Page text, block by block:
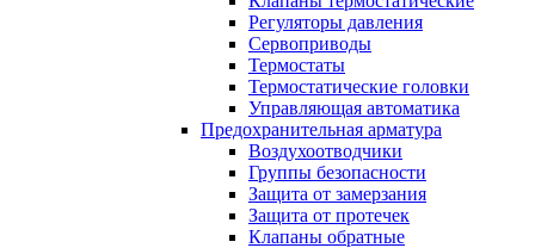
Регуляторы давления
Сервоприводы
Термостаты
Термостатические головки
Управляющая автоматика
Предохранительная арматура
Воздухоотводчики
Группы безопасности
Защита от замерзания
Защита от протечек
Клапаны обратные